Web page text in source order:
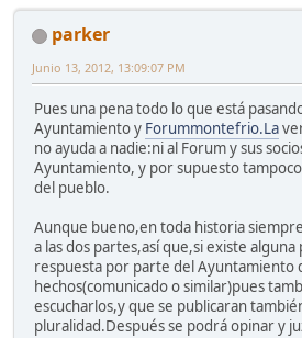
parker
Junio 13, 2012, 13:09:07 PM
Pues una pena todo lo que está
Ayuntamiento y Forummontefrio.La
no ayuda a nadie:ni al Forum y sus
Ayuntamiento, y por supuesto
del pueblo.
Aunque bueno,en toda historia
a las dos partes,así que,si existe alguna
respuesta por parte del Ayuntamiento
hechos(comunicado o similar)pues
escucharlos,y que se publicaran
pluralidad.Después se podrá opinar y